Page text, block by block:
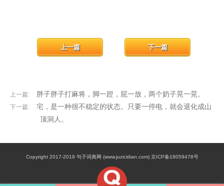
上一篇: 胖子胖子打麻将，脚一蹬，屁一放，两个奶子晃一晃。
上一篇
下一篇:
宅，是一种很不稳定的状态。只要一停电，就会退化成山
顶洞人。
下一篇
Copyright 2017-2019 句子词典网 (www.juzicidian.com) 京ICP备18059478号